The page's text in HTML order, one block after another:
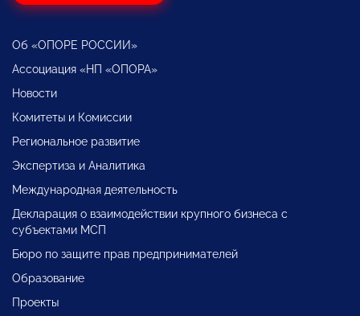
Об «ОПОРЕ РОССИИ»
Ассоциация «НП «ОПОРА»
Новости
Комитеты и Комиссии
Региональное развитие
Экспертиза и Аналитика
Международная деятельность
Декларация о взаимодействии крупного бизнеса с
субъектами МСП
Бюро по защите прав предпринимателей
Образование
Проекты